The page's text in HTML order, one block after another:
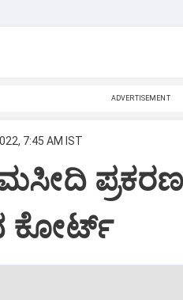
ADVERTISEMENT
7:45 AM IST
ಕೋರ್ಟ್‌